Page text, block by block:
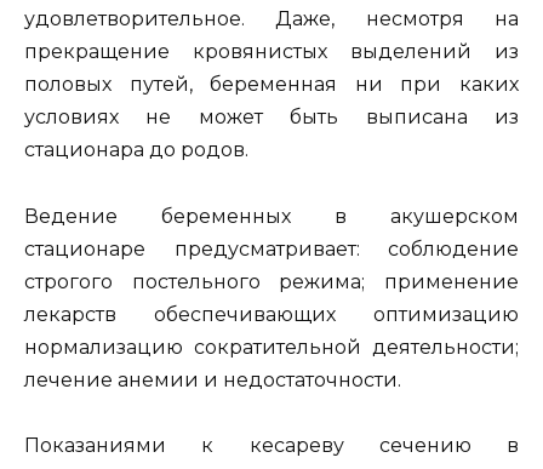
удовлетворительное. Даже, несмотря на
прекращение кровянистых выделений из
половых путей, беременная ни при каких
условиях не может быть выписана из
стационара до родов.
Ведение беременных в акушерском
стационаре предусматривает: соблюдение
строгого постельного режима; применение
лекарств обеспечивающих оптимизацию
нормализацию сократительной деятельности;
лечение анемии и недостаточности.
Показаниями к кесареву сечению в